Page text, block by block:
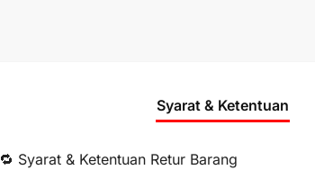
Syarat & Ketentuan
🔁 Syarat & Ketentuan Retur Barang